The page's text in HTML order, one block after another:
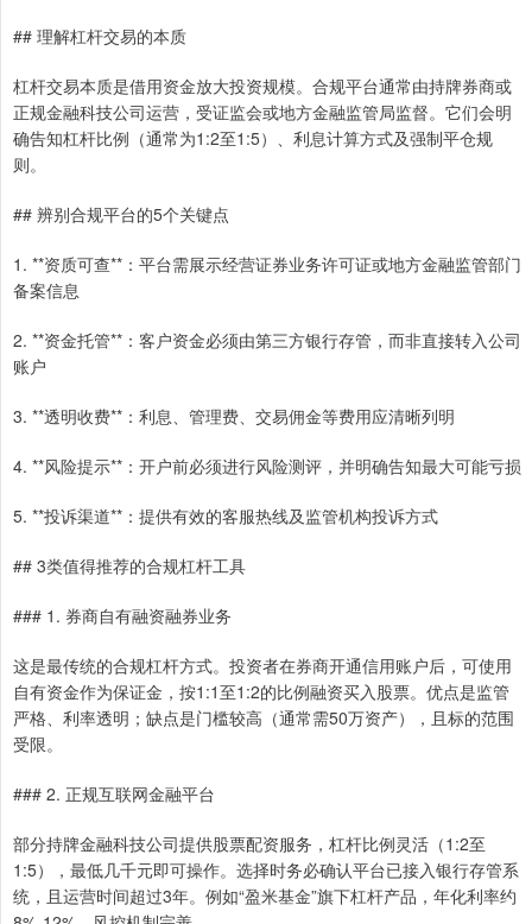
## 理解杠杆交易的本质
杠杆交易本质是借用资金放大投资规模。合规平台通常由持牌券商或
正规金融科技公司运营，受证监会或地方金融监管局监督。它们会明
确告知杠杆比例（通常为1:2至1:5）、利息计算方式及强制平仓规
则。
## 辨别合规平台的5个关键点
1. **资质可查**：平台需展示经营证券业务许可证或地方金融监管部门
备案信息
2. **资金托管**：客户资金必须由第三方银行存管，而非直接转入公司
账户
3. **透明收费**：利息、管理费、交易佣金等费用应清晰列明
4. **风险提示**：开户前必须进行风险测评，并明确告知最大可能亏损
5. **投诉渠道**：提供有效的客服热线及监管机构投诉方式
## 3类值得推荐的合规杠杆工具
### 1. 券商自有融资融券业务
这是最传统的合规杠杆方式。投资者在券商开通信用账户后，可使用
自有资金作为保证金，按1:1至1:2的比例融资买入股票。优点是监管
严格、利率透明；缺点是门槛较高（通常需50万资产），且标的范围
受限。
### 2. 正规互联网金融平台
部分持牌金融科技公司提供股票配资服务，杠杆比例灵活（1:2至
1:5），最低几千元即可操作。选择时务必确认平台已接入银行存管系
统，且运营时间超过3年。例如“盈米基金”旗下杠杆产品，年化利率约